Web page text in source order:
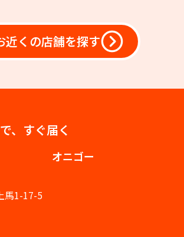
近くの店舗を探す
、すぐ届く
オニゴー
馬1-17-5